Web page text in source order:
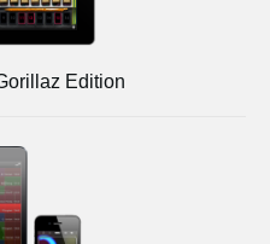
Edition